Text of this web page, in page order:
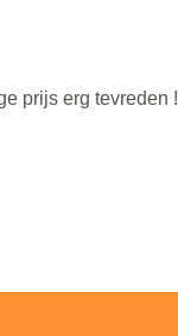
prijs erg tevreden !